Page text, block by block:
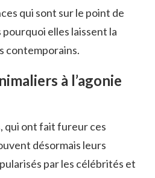
qui sont sur le point de
elles laissent la
contemporains.
à l’agonie
qui ont fait fureur ces
désormais leurs
par les célébrités et